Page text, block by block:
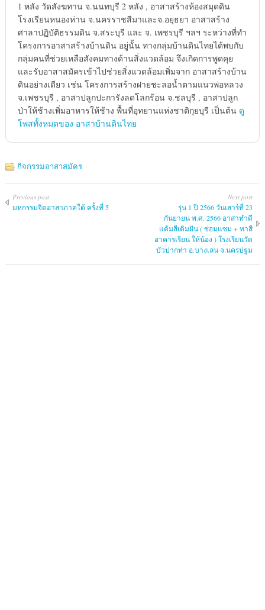
1 หลัง วัดสังฆทาน จ.นนทบุรี 2 หลัง , อาสาสร้างห้องสมุดดิน
โรงเรียนหนองห่าน จ.นครราชสีมาและจ.อยุธยา อาสาสร้าง
ศาลาปฏิบัติธรรมดิน จ.สระบุรี และ จ. เพชรบุรี ฯลฯ ระหว่างที่ทำ
โครงการอาสาสร้างบ้านดิน อยู่นั้น ทางกลุ่มบ้านดินไทยได้พบกับ
กลุ่มคนที่ช่วยเหลือสังคมทางด้านสิ่งแวดล้อม จึงเกิดการพูดคุย
และรับอาสาสมัครเข้าไปช่วยสิ่งแวดล้อมเพิ่มจาก อาสาสร้างบ้าน
ดินอย่างเดียว เช่น โครงการสร้างฝายชะลอน้ำตามแนวพ่อหลวง
จ.เพชรบุรี , อาสาปลูกปะการังลดโลกร้อน จ.ชลบุรี , อาสาปลูก
ป่าให้ช้างเพิ่มอาหารให้ช้าง พื้นที่อุทยานแห่งชาติกุยบุรี เป็นต้น ดู
โพสทั้งหมดของ อาสาบ้านดินไทย
กิจกรรมอาสาสมัคร
Previous post
มหกรรมจิตอาสาภาคใต้ ครั้งที่ 5
Next post
รุ่น 1 ปี 2566 วันเสาร์ที่ 23
กันยายน พ.ศ. 2566 อาสาทำดี
แต้มสีเติมฝัน ( ซ่อมแซม + ทาสี
อาคารเรียน ให้น้อง ) โรงเรียนวัด
บัวปากท่า อ.บางเลน จ.นครปฐม